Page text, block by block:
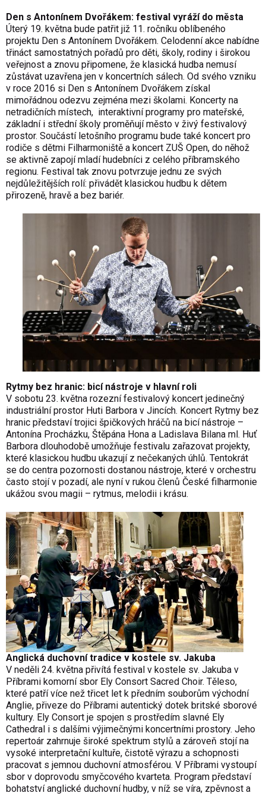
Den s Antonínem Dvořákem: festival vyráží do města
Úterý 19. května bude patřit již 11. ročníku oblíbeného
projektu Den s Antonínem Dvořákem. Celodenní akce nabídne
třináct samostatných pořadů pro děti, školy, rodiny i širokou
veřejnost a znovu připomene, že klasická hudba nemusí
zůstávat uzavřena jen v koncertních sálech. Od svého vzniku
v roce 2016 si Den s Antonínem Dvořákem získal
mimořádnou odezvu zejména mezi školami. Koncerty na
netradičních místech, interaktivní programy pro mateřské,
základní i střední školy proměňují město v živý festivalový
prostor. Součástí letošního programu bude také koncert pro
rodiče s dětmi Filharmoniště a koncert ZUŠ Open, do něhož
se aktivně zapojí mladí hudebníci z celého příbramského
regionu. Festival tak znovu potvrzuje jednu ze svých
nejdůležitějších rolí: přivádět klasickou hudbu k dětem
přirozeně, hravě a bez bariér.
Rytmy bez hranic: bicí nástroje v hlavní roli
V sobotu 23. května rozezní festivalový koncert jedinečný
industriální prostor Huti Barbora v Jincích. Koncert Rytmy bez
hranic představí trojici špičkových hráčů na bicí nástroje –
Antonína Procházku, Štěpána Hona a Ladislava Bilana ml. Huť
Barbora dlouhodobě umožňuje festivalu zařazovat projekty,
které klasickou hudbu ukazují z nečekaných úhlů. Tentokrát
se do centra pozornosti dostanou nástroje, které v orchestru
často stojí v pozadí, ale nyní v rukou členů České filharmonie
ukážou svou magii – rytmus, melodii i krásu.
Anglická duchovní tradice v kostele sv. Jakuba
V neděli 24. května přivítá festival v kostele sv. Jakuba v
Příbrami komorní sbor Ely Consort Sacred Choir. Těleso,
které patří více než třicet let k předním souborům východní
Anglie, přiveze do Příbrami autentický dotek britské sborové
kultury. Ely Consort je spojen s prostředím slavné Ely
Cathedral i s dalšími výjimečnými koncertními prostory. Jeho
repertoár zahrnuje široké spektrum stylů a zároveň stojí na
vysoké interpretační kultuře, čistotě výrazu a schopnosti
pracovat s jemnou duchovní atmosférou. V Příbrami vystoupí
sbor v doprovodu smyčcového kvarteta. Program představí
bohatství anglické duchovní hudby, v níž se víra, zpěvnost a